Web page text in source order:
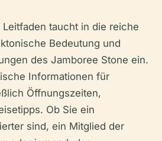
taucht in die reiche
Bedeutung und
des Jamboree Stone ein.
Informationen für
Öffnungszeiten,
Ob Sie ein
sind, ein Mitglied der